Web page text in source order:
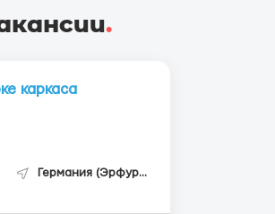
.
каркаса
Германия (Эрфурт)